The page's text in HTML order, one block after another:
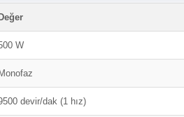
Değer
W
Monofaz
devir/dak (1 hız)